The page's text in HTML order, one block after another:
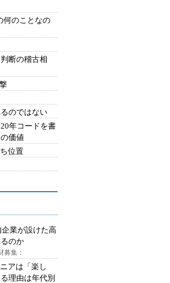
何のことなの
断の稽古相
のではない
年コードを書
価値
位置
業が設けた高
のか
募集：
アは「楽し
理由は年代別